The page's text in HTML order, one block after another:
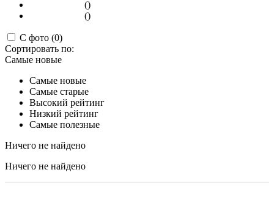
()
()
С фото (0)
Сортировать по:
Самые новые
Самые новые
Самые старые
Высокий рейтинг
Низкий рейтинг
Самые полезные
Ничего не найдено
Ничего не найдено